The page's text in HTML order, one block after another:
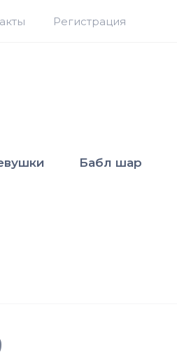
Регистрация
Бабл шар